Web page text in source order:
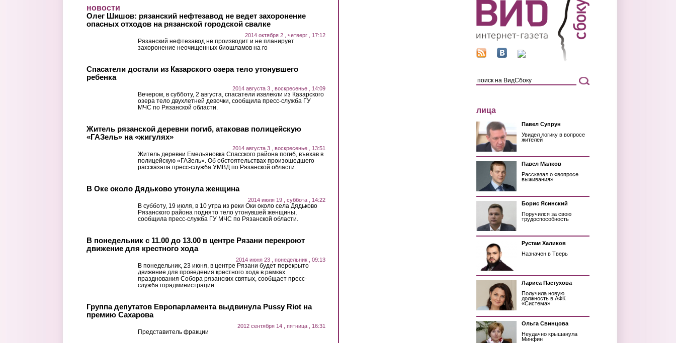
новости
Олег Шишов: рязанский нефтезавод не ведет захоронение
опасных отходов на рязанской городской свалке
2014 октября 2 , четверг , 17:12
Рязанский нефтезавод не производит и не планирует
захоронение неочищенных биошламов на го
Спасатели достали из Казарского озера тело утонувшего
ребенка
2014 августа 3 , воскресенье , 14:09
Вечером, в субботу, 2 августа, спасатели извлекли из Казарского
озера тело двухлетней девочки, сообщила пресс-служба ГУ
МЧС по Рязанской области.
Житель рязанской деревни погиб, атаковав полицейскую
«ГАЗель» на «жигулях»
2014 августа 3 , воскресенье , 13:51
Житель деревни Емельяновка Спасского района погиб, въехав в
полицейскую «ГАЗель». Об обстоятельствах произошедшего
рассказала пресс-служба УМВД по Рязанской области.
В Оке около Дядьково утонула женщина
2014 июля 19 , суббота , 14:22
В субботу, 19 июля, в 10 утра из реки Оки около села Дядьково
Рязанского района поднято тело утонувшей женщины,
сообщила пресс-служба ГУ МЧС по Рязанской области.
В понедельник с 11.00 до 13.00 в центре Рязани перекроют
движение для крестного хода
2014 июня 23 , понедельник , 09:13
В понедельник, 23 июня, в центре Рязани будет перекрыто
движение для проведения крестного хода в рамках
празднования Собора рязанских святых, сообщает пресс-
служба горадминистрации.
Группа депутатов Европарламента выдвинула Pussy Riot на
премию Сахарова
2012 сентября 14 , пятница , 16:31
Представитель фракции
лица
Павел Супрун
Увидел логику в вопросе
жителей
Павел Малков
Рассказал о «вопросе
выживания»
Борис Ясинский
Поручился за свою
трудоспособность
Рустам Халиков
Назначен в Тверь
Лариса Пастухова
Получила новую
должность в АФК
«Система»
Ольга Свинцова
Неудачно крышанула
Минфин